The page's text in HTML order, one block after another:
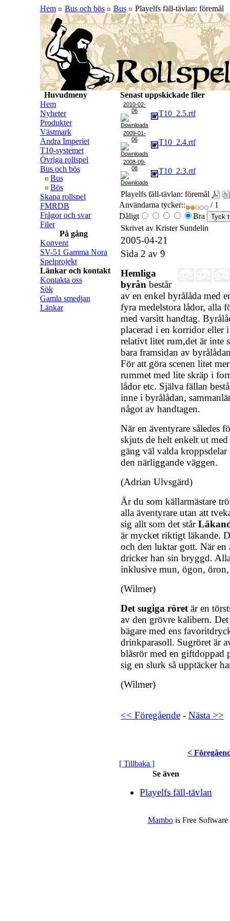
Hem Bus och bös Bus Playelfs fäll-tävlan: föremål
Huvudmeny
Hem
Nyheter
Produkter
Västmark
Andra Imperiet
T10-systemet
Övriga rollspel
Bus och bös
Bus
Bös
Skapa rollspel
FMRDB
Frågor och svar
Filer
På gång
Konvent
SV-51 Gamma Nora
Spelprojekt
Länkar och kontakt
Kontakta oss
Sök
Gamla smedjan
Länkar
Senast uppskickade filer
2010-02-
06
T10_2.5.rtf
2009-01-
06
T10_2.4.rtf
2008-09-
08
T10_2.3.rtf
Playelfs fäll-tävlan: föremål
Användarna tycker::
/ 1
Dåligt
Bra
Skrivet av Krister Sundelin
2005-04-21
Sida 2 av 9
Hemliga
byrån består
av en enkel byrålåda med
fyra medelstora lådor, alla
med varsitt handtag.
placerad i en korridor eller
relativt litet rum,det är inte
bara framsidan av
För att göra scenen litet
rummet med lite skräp i
lådor etc. Själva fällan
inne i byrålådan,
något av handtagen.
När en äventyrare således
skjuts de helt enkelt ut
gäng väl valda
den närliggande väggen.
(Adrian Ulvsgärd)
Är du som källarmästare
alla äventyrare utan att
sig allt som det står
är mycket riktigt läkande.
och den luktar gott. När
dricker han sin bryggd.
inklusive mun, ögon,
(Wilmer)
Det sugiga röret är en
av den grövre kalibern. Det
bägare med ens
drinkparasoll. Sugröret är
blåsrör med en giftdoppad
sig en slurk så upptäcker
(Wilmer)
<< Föregående - Nästa >>
<
[ Tillbaka ]
Se även
Playelfs fäll-tävlan
Mambois Free Software